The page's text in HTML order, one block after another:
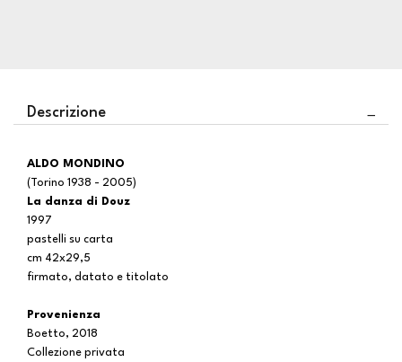
Descrizione
ALDO MONDINO
(Torino 1938 - 2005)
La danza di Douz
1997
pastelli su carta
cm 42x29,5
firmato, datato e titolato
Provenienza
Boetto, 2018
Collezione privata